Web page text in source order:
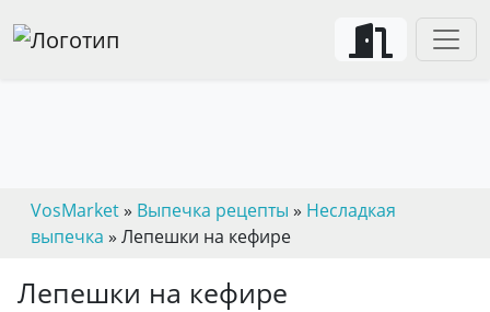
VosMarket» Выпечка рецепты » Несладкая
выпечка » Лепешки на кефире
Лепешки на кефире